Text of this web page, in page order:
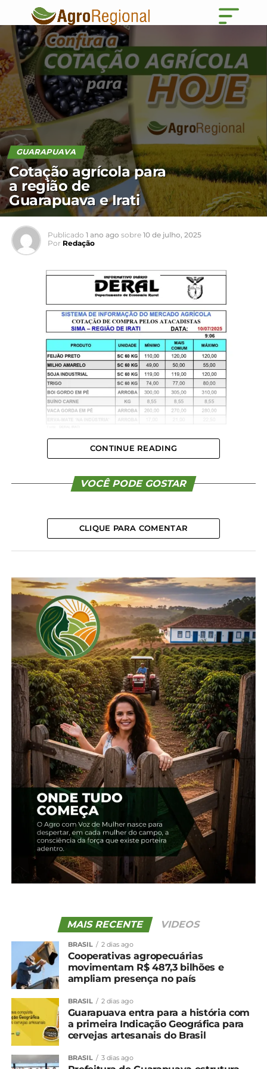
GUARAPUAVA
Cotação agrícola para
a região de
Guarapuava e Irati
Publicado 1 ano ago sobre 10 de julho, 2025
Por Redação
Compartilhe isso:
Facebook 18+
CONTINUE READING
VOCÊ PODE GOSTAR
CLIQUE PARA COMENTAR
MAIS RECENTE VIDEOS
BRASIL 2 dias ago
Cooperativas agropecuárias
movimentam R$ 487,3 bilhões e
ampliam presença no país
BRASIL 2 dias ago
Guarapuava entra para a história com
a primeira Indicação Geográfica para
cervejas artesanais do Brasil
BRASIL 3 dias ago